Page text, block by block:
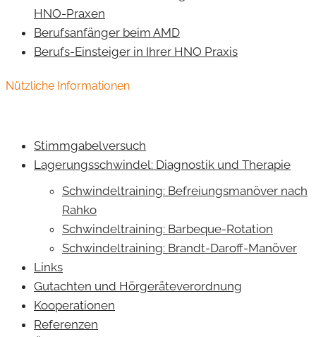
HNO-Praxen
Berufsanfänger beim AMD
Berufs-Einsteiger in Ihrer HNO Praxis
Nützliche Informationen
Stimmgabelversuch
Lagerungsschwindel: Diagnostik und Therapie
Schwindeltraining: Befreiungsmanöver nach
Rahko
Schwindeltraining: Barbeque-Rotation
Schwindeltraining: Brandt-Daroff-Manöver
Links
Gutachten und Hörgeräteverordnung
Kooperationen
Referenzen